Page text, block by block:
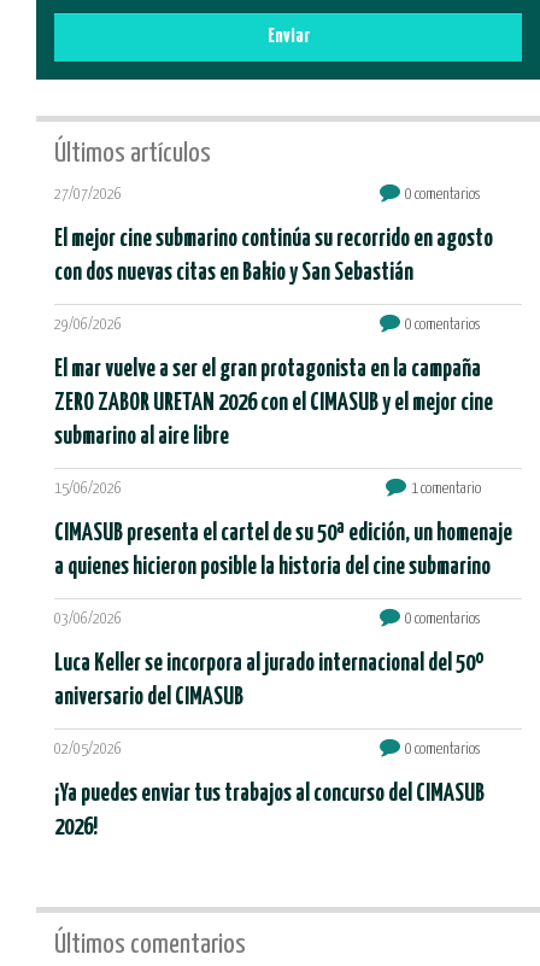
Enviar
Últimos artículos
27/07/2026 0 comentarios
El mejor cine submarino continúa su recorrido en agosto
con dos nuevas citas en Bakio y San Sebastián
29/06/2026 0 comentarios
El mar vuelve a ser el gran protagonista en la campaña
ZERO ZABOR URETAN 2026 con el CIMASUB y el mejor cine
submarino al aire libre
15/06/2026 1 comentario
CIMASUB presenta el cartel de su 50ª edición, un homenaje
a quienes hicieron posible la historia del cine submarino
03/06/2026 0 comentarios
Luca Keller se incorpora al jurado internacional del 50º
aniversario del CIMASUB
02/05/2026 0 comentarios
¡Ya puedes enviar tus trabajos al concurso del CIMASUB
2026!
Últimos comentarios